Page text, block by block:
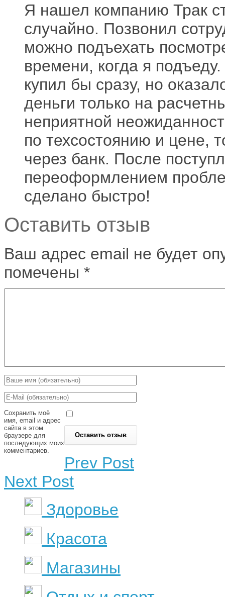
Я нашел компанию Трак
случайно. Позвонил
можно подъехать
времени, когда я
купил бы сразу, но
деньги только на
неприятной
по техсостоянию и цене,
через банк. После
переоформлением
сделано быстро!
Оставить отзыв
Ваш адрес email не будет
помечены *
Сохранить моё
имя, email и адрес
сайта в этом
браузере для
последующих моих
комментариев.
Prev Post
Next Post
Здоровье
Красота
Магазины